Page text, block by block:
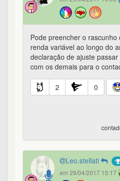
Pode preencher o
renda variável ao longo do
declaração de ajuste
com os demais para o
2 0
Leo.stellati
em 29/04/2017 15:17